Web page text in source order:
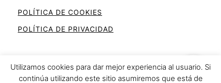
POLÍTICA DE COOKIES
POLÍTICA DE PRIVACIDAD
Utilizamos cookies para dar mejor experiencia al usuario. Si
continúa utilizando este sitio asumiremos que está de